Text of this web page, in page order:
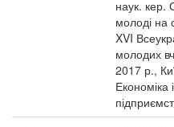
наук. кер.
молоді на
XVI
молодих
2017 р.,
Економіка